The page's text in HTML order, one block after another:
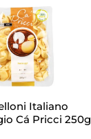
Italiano
Cá Pricci 250g